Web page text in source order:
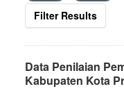
Filter Results
Data Penilaian
Kabupaten Kota